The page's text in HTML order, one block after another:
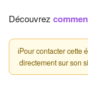
Découvrez
ℹPour contacter cette
directement sur son